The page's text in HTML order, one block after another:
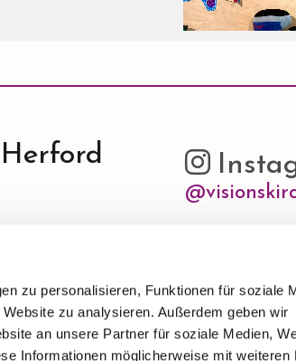
zu personalisieren, Funktionen für soziale
zu analysieren. Außerdem geben wir
an unsere Partner für soziale Medien,
Informationen möglicherweise mit weiteren

Bitte